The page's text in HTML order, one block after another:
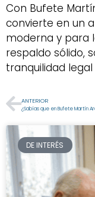
Con Bufete
convierte en un
moderna y para
respaldo sólido,
tranquilidad
ANTERIOR
DE INTERÉS